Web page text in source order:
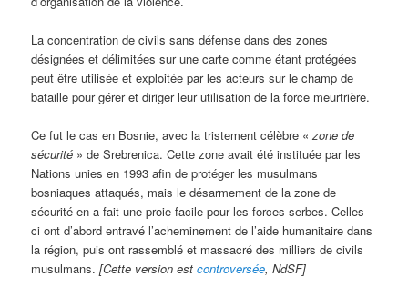
La concentration de civils sans défense dans des zones
désignées et délimitées sur une carte comme étant protégées
peut être utilisée et exploitée par les acteurs sur le champ de
bataille pour gérer et diriger leur utilisation de la force meurtrière.
Ce fut le cas en Bosnie, avec la tristement célèbre «zone de
sécurité » de Srebrenica. Cette zone avait été instituée par les
Nations unies en 1993 afin de protéger les musulmans
bosniaques attaqués, mais le désarmement de la zone de
sécurité en a fait une proie facile pour les forces serbes. Celles-
ci ont d’abord entravé l’acheminement de l’aide humanitaire dans
la région, puis ont rassemblé et massacré des milliers de civils
musulmans.[Cette version estcontroversée, NdSF]